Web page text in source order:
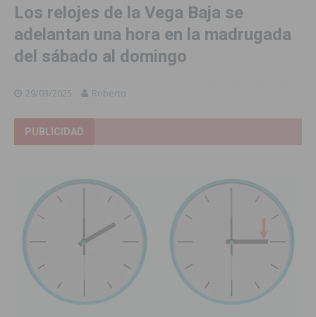
Los relojes de la Vega Baja se
adelantan una hora en la madrugada
del sábado al domingo
29/03/2025 Roberto
PUBLICIDAD